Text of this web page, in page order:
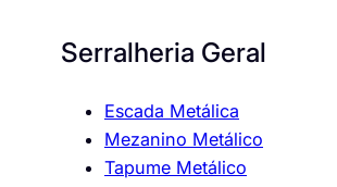
Serralheria Geral
Escada Metálica
Mezanino Metálico
Tapume Metálico